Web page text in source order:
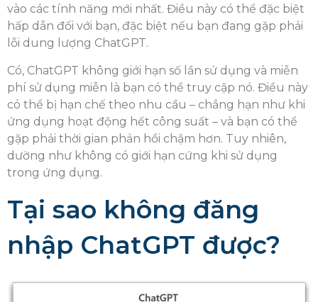
vào các tính năng mới nhất. Điều này có thể đặc biệt
hấp dẫn đối với bạn, đặc biệt nếu bạn đang gặp phải
lỗi dung lượng ChatGPT.
Có, ChatGPT không giới hạn số lần sử dụng và miễn
phí sử dụng miễn là bạn có thể truy cập nó. Điều này
có thể bị hạn chế theo nhu cầu – chẳng hạn như khi
ứng dụng hoạt động hết công suất – và bạn có thể
gặp phải thời gian phản hồi chậm hơn. Tuy nhiên,
dường như không có giới hạn cứng khi sử dụng
trong ứng dụng.
Tại sao không đăng
nhập ChatGPT được?